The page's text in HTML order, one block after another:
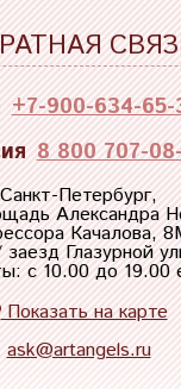
+7-900-634-65-
8 800 707-
Санкт-Петербург,
Александра
Качалова,
Глазурной
с 10.00 до 19.00
Показать на карте
ask@artangels.ru